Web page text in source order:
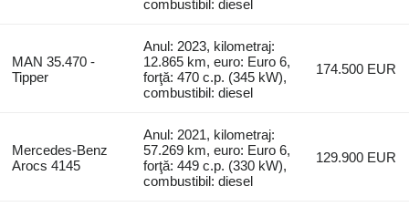
combustibil: diesel
MAN 35.470 -
Tipper
Anul: 2023, kilometraj:
12.865 km, euro: Euro 6,
forţă: 470 c.p. (345 kW),
combustibil: diesel
174.500 EUR
Mercedes-Benz
Arocs 4145
Anul: 2021, kilometraj:
57.269 km, euro: Euro 6,
forţă: 449 c.p. (330 kW),
combustibil: diesel
129.900 EUR